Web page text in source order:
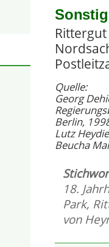
Quelle:
Georg
Berlin,
Lutz
Beucha
18.
Park,
von